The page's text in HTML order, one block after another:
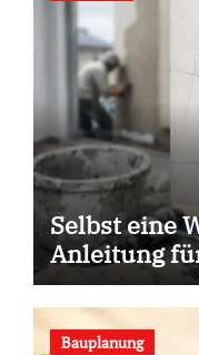
Selbst eine
Anleitung
Bauplanung